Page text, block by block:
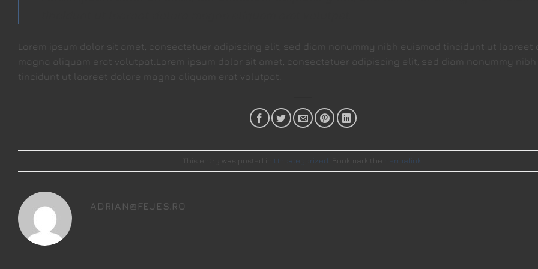
Lorem ipsum dolor sit amet, consectetuer adipiscing elit, sed diam nonummy nibh euismod tincidunt ut laoreet
magna aliquam erat volutpat.Lorem ipsum dolor sit amet, consectetuer adipiscing elit, sed diam nonummy nibh
tincidunt ut laoreet dolore magna aliquam erat volutpat.
This entry was posted in Uncategorized . Bookmark the permalink
ADRIAN@FEJES.RO